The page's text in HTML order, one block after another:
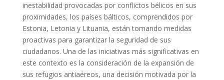
inestabilidad provocadas por conflictos bélicos en sus
proximidades, los países bálticos, comprendidos por
Estonia, Letonia y Lituania, están tomando medidas
proactivas para garantizar la seguridad de sus
ciudadanos. Una de las iniciativas más significativas en
este contexto es la consideración de la expansión de
sus refugios antiaéreos, una decisión motivada por la